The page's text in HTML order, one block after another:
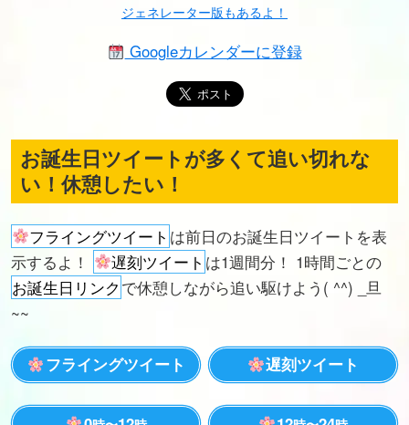
ジェネレーター版もあるよ！
Googleカレンダーに登録
お誕生日ツイートが多くて追い切れな
い！休憩したい！
フライングツイート は前日のお誕生日ツイートを表
示するよ！
遅刻ツイート は1週間分！ 1時間ごとの
お誕生日リンク で休憩しながら追い駆けよう( ^^) _旦
~~
フライングツイート 遅刻ツイート